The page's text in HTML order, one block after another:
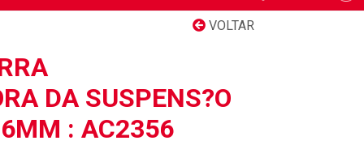
VOLTAR
DA SUSPENS?O
: AC2356